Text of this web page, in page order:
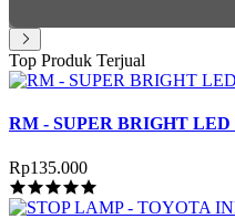
Top Produk Terjual
RM - SUPER BRIGHT
Rp135.000